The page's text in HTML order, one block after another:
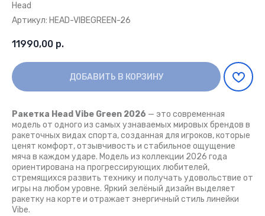
Head
Артикул: HEAD-VIBEGREEN-26
11990,00 р.
ДОБАВИТЬ В КОРЗИНУ
Ракетка Head Vibe Green 2026 — это современная
модель от одного из самых узнаваемых мировых брендов в
ракеточных видах спорта, созданная для игроков, которые
ценят комфорт, отзывчивость и стабильное ощущение
мяча в каждом ударе. Модель из коллекции 2026 года
ориентирована на прогрессирующих любителей,
стремящихся развить технику и получать удовольствие от
игры на любом уровне. Яркий зелёный дизайн выделяет
ракетку на корте и отражает энергичный стиль линейки
Vibe.